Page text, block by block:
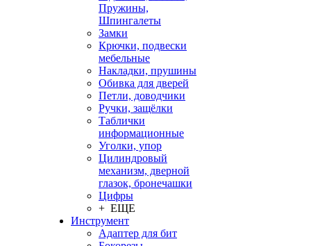
Пружины,
Шпингалеты
Замки
Крючки, подвески
мебельные
Накладки, прушины
Обивка для дверей
Петли, доводчики
Ручки, защёлки
Таблички
информационные
Уголки, упор
Цилиндровый
механизм, дверной
глазок, бронечашки
Цифры
+ ЕЩЕ
Инструмент
Адаптер для бит